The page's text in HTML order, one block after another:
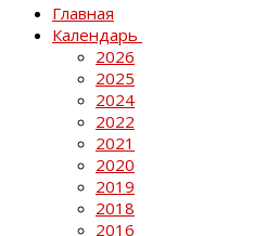
Главная
Календарь
2026
2025
2024
2022
2021
2020
2019
2018
2016